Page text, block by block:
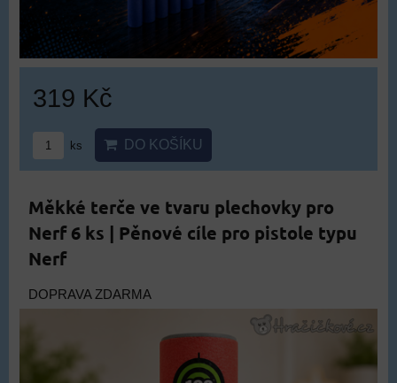
319 Kč
ks DO KOŠÍKU
Měkké terče ve tvaru plechovky pro
Nerf 6 ks | Pěnové cíle pro pistole typu
Nerf
DOPRAVA ZDARMA